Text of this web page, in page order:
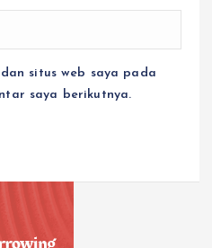
situs web saya pada
saya berikutnya.